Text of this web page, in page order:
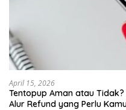
April 15, 2026
Tentopup Aman atau
Alur Refund yang Perlu